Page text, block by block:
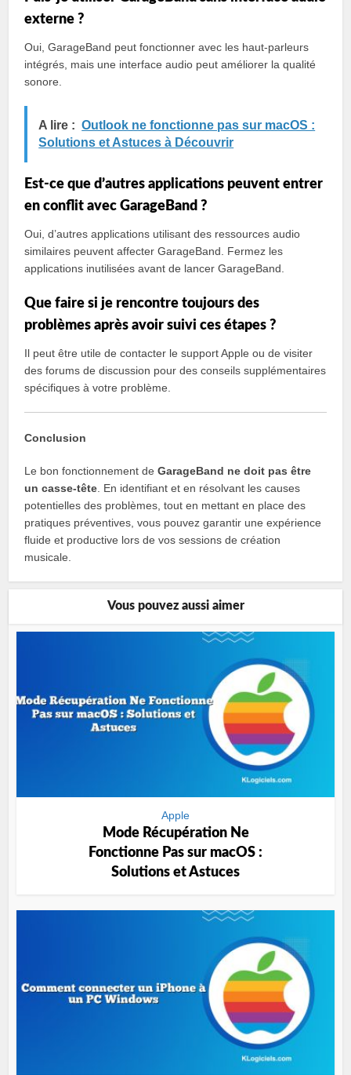
externe ?
Oui, GarageBand peut fonctionner avec les haut-parleurs
intégrés, mais une interface audio peut améliorer la qualité
sonore.
A lire : Outlook ne fonctionne pas sur macOS :
Solutions et Astuces à Découvrir
Est-ce que d’autres applications peuvent entrer
en conflit avec GarageBand ?
Oui, d’autres applications utilisant des ressources audio
similaires peuvent affecter GarageBand. Fermez les
applications inutilisées avant de lancer GarageBand.
Que faire si je rencontre toujours des
problèmes après avoir suivi ces étapes ?
Il peut être utile de contacter le support Apple ou de visiter
des forums de discussion pour des conseils supplémentaires
spécifiques à votre problème.
Conclusion
Le bon fonctionnement deGarageBand ne doit pas être
un casse-tête . En identifiant et en résolvant les causes
potentielles des problèmes, tout en mettant en place des
pratiques préventives, vous pouvez garantir une expérience
fluide et productive lors de vos sessions de création
musicale.
Vous pouvez aussi aimer
Apple
Mode Récupération Ne
Fonctionne Pas sur macOS :
Solutions et Astuces